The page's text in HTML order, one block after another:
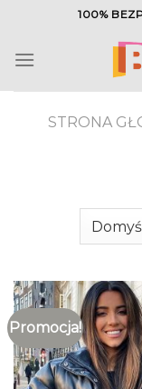
content
100%
STRONA
Promocja!